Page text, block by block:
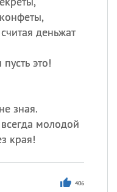
деньжат
это!
зная.
молодой
края!
406